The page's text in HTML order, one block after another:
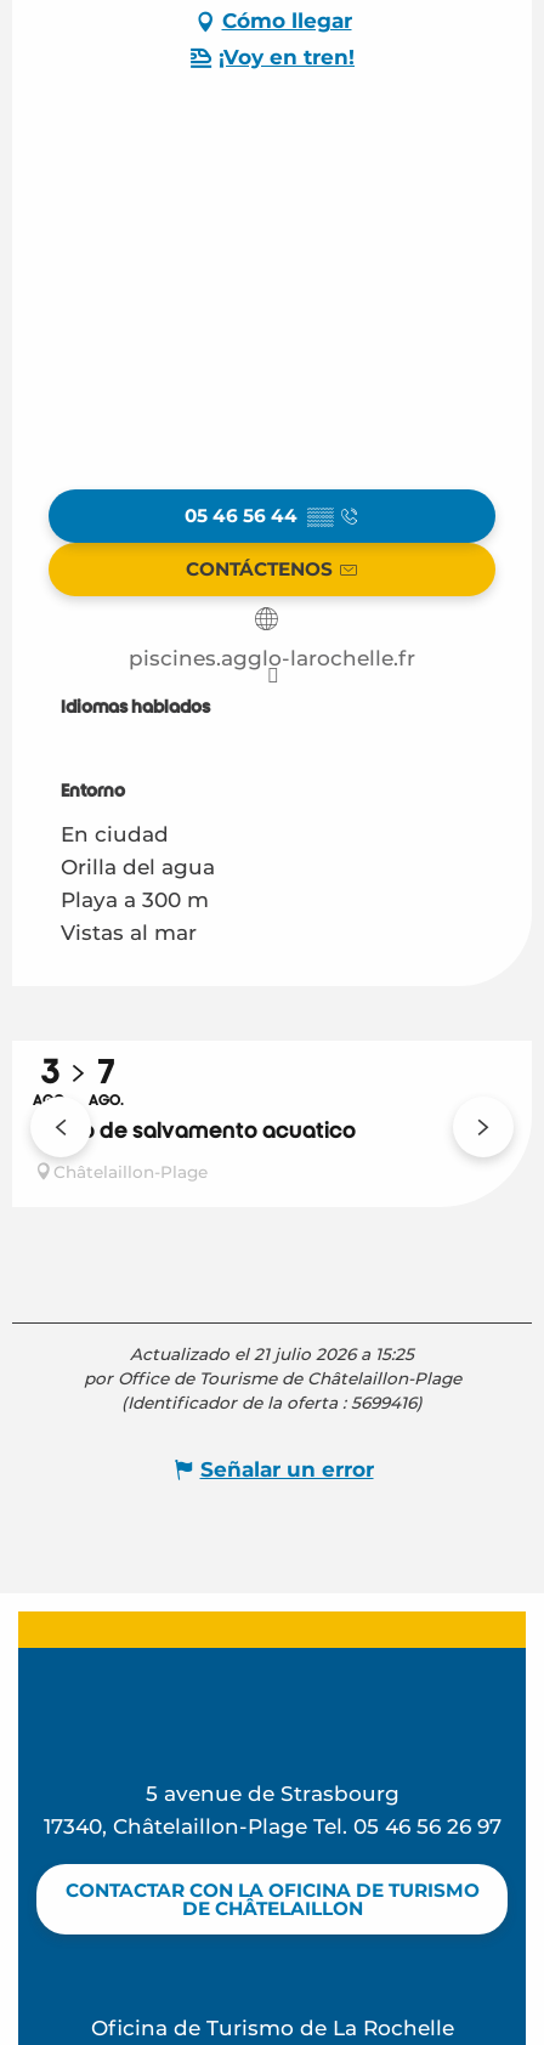
Cómo llegar
¡Voy en tren!
05 46 56 44 ▒▒
CONTÁCTENOS
piscines.agglo-larochelle.fr
Idiomas hablados
Idiomas hablados
Entorno
Entorno
En ciudad
Orilla del agua
Playa a 300 m
Vistas al mar
3
AGO.
7
AGO.
Curso de salvamento acuático
Châtelaillon-Plage
Actualizado el 21 julio 2026 a 15:25
por Office de Tourisme de Châtelaillon-Plage
(Identificador de la oferta :5699416)
Señalar un error
5 avenue de Strasbourg
17340, Châtelaillon-Plage Tel. 05 46 56 26 97
CONTACTAR CON LA OFICINA DE TURISMO
DE CHÂTELAILLON
Oficina de Turismo de La Rochelle